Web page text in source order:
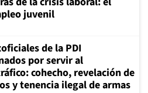
juvenil
de la PDI
por servir al
cohecho, revelación de
y tenencia ilegal de armas